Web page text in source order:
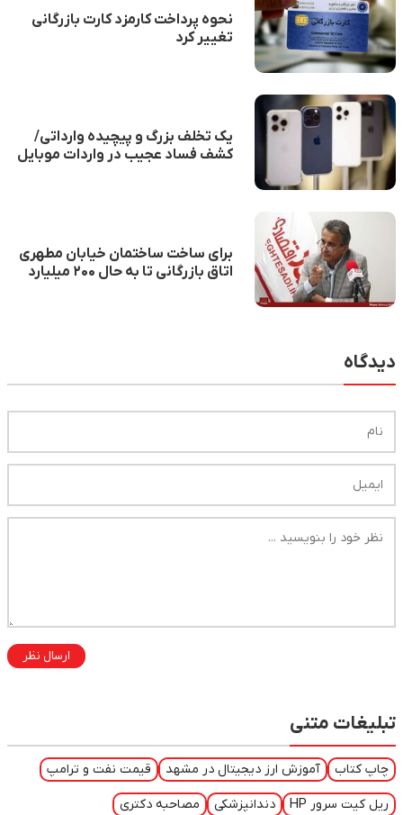
نحوه پرداخت کارمزد کارت بازرگانی
تغییر کرد
یک تخلف بزرگ و پیچیده وارداتی/
کشف فساد عجیب در واردات موبایل
برای ساخت ساختمان خیابان مطهری
اتاق بازرگانی تا به حال ۲۰۰ میلیارد
دیدگاه
ارسال نظر
تبلیغات متنی
چاپ کتاب آموزش ارز دیجیتال در مشهد قیمت نفت و ترامپ
ریل کیت سرور HP دندانپزشکی مصاحبه دکتری